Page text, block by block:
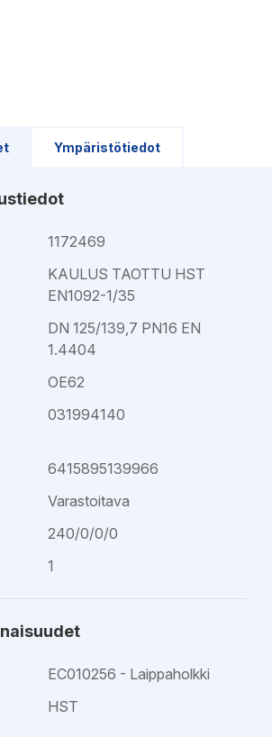
Ympäristötiedot
1172469
KAULUS TAOTTU HST
EN1092-1/35
DN 125/139,7 PN16 EN
1.4404
OE62
031994140
6415895139966
Varastoitava
240/0/0/0
1
EC010256 - Laippaholkki
HST